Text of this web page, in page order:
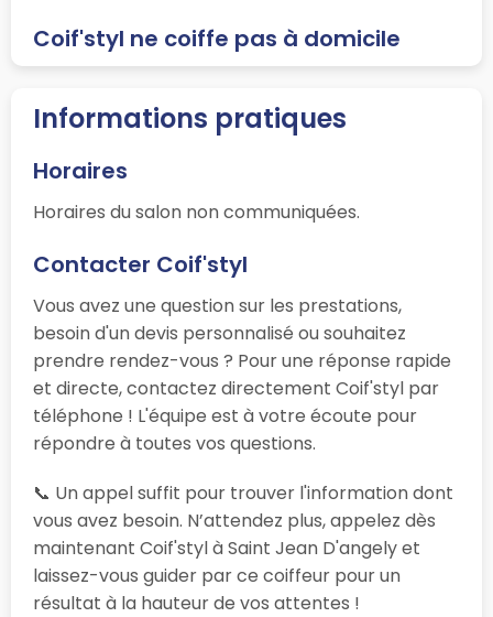
Coif'styl ne coiffe pas à domicile
Informations pratiques
Horaires
Horaires du salon non communiquées.
Contacter Coif'styl
Vous avez une question sur les prestations,
besoin d'un devis personnalisé ou souhaitez
prendre rendez-vous ? Pour une réponse rapide
et directe, contactez directement Coif'styl par
téléphone ! L'équipe est à votre écoute pour
répondre à toutes vos questions.
📞 Un appel suffit pour trouver l'information dont
vous avez besoin. N’attendez plus, appelez dès
maintenant Coif'styl à Saint Jean D'angely et
laissez-vous guider par ce coiffeur pour un
résultat à la hauteur de vos attentes !